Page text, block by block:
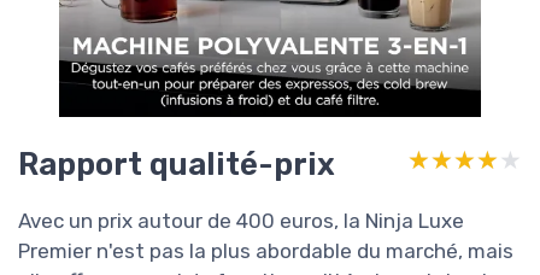
Rapport qualité-prix ★★★★★
★★★★★
Avec un prix autour de 400 euros, la Ninja Luxe
Premier n'est pas la plus abordable du marché, mais